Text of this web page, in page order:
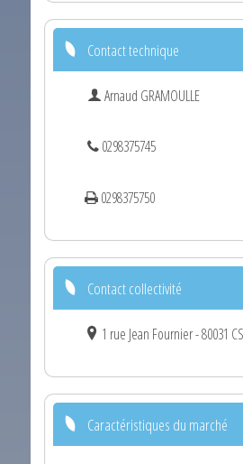
Contact technique
Arnaud GRAMOULLE
0298375745
0298375750
Contact collectivité
1 rue Jean Fournier - 80031
Caractéristiques du marché